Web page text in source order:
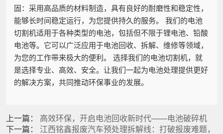
固：采用高品质的材料制造，具有良好的耐磨性和稳定性，
能够长时间稳定运行，为您提供持久的服务。 我们的电池
切割机适用于各种类型的电池，包括但不限于锂电池、铅酸
电池等。它可以广泛应用于电池回收、拆解、维修等领域，
为您的工作带来极大的便利。 选择我们的电池切割机，就
是选择专业、高效、安全。让我们一起为电池处理提供更好
的解决方案，共同推动环保事业的发展。
上一篇： 高效环保，开启电池回收新时代——电池破碎机
下一篇： 江西铭鑫报废汽车预处理拆解线：打破报废难题，